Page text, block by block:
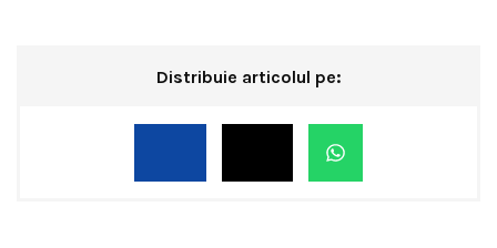
Distribuie articolul pe: